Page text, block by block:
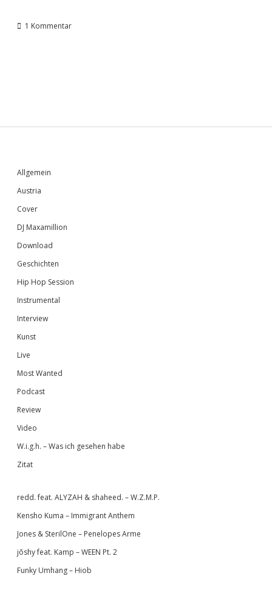
1 Kommentar
Sidebar
Allgemein
Austria
Cover
DJ Maxamillion
Download
Geschichten
Hip Hop Session
Instrumental
Interview
Kunst
Live
Most Wanted
Podcast
Review
Video
W.i.g.h. – Was ich gesehen habe
Zitat
redd. feat. ALYZAH & shaheed. – W.Z.M.P.
Kensho Kuma – Immigrant Anthem
Jones & SterilOne – Penelopes Arme
jōshy feat. Kamp – WEEN Pt. 2
Funky Umhang – Hiob